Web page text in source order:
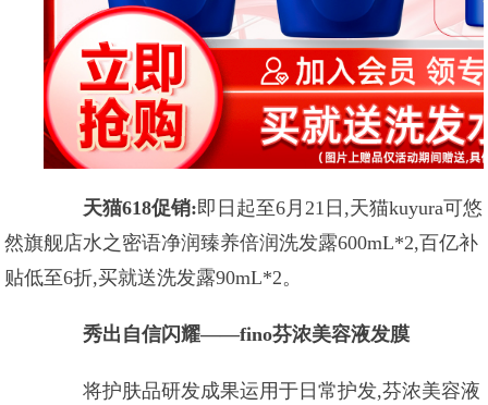
天猫618促销:即日起至6月21日,天猫kuyura可悠
然旗舰店水之密语净润臻养倍润洗发露600mL*2,百亿补
贴低至6折,买就送洗发露90mL*2。
秀出自信闪耀——fino芬浓美容液发膜
将护肤品研发成果运用于日常护发,芬浓美容液